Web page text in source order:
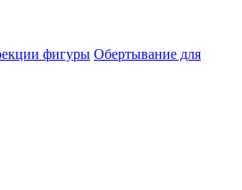
Обертывание для